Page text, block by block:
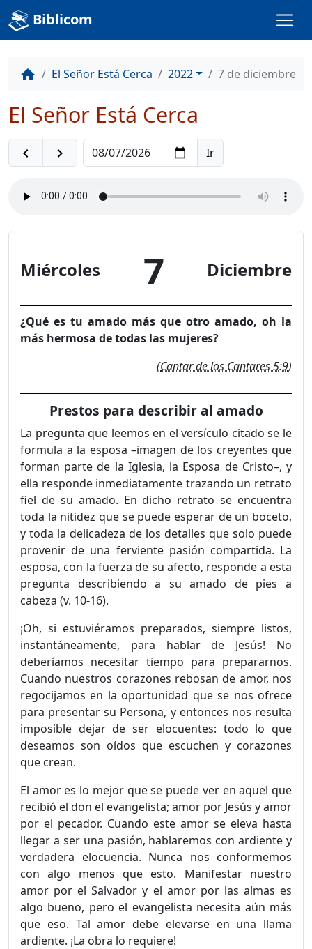
Biblicom
home El Señor Está Cerca 2022 7 de diciembre
El Señor Está Cerca
navigate_before navigate_next
Miércoles 7 Diciembre
¿Qué es tu amado más que otro amado, oh la
más hermosa de todas las mujeres?
(Cantar de los Cantares 5:9)
Prestos para describir al amado
La pregunta que leemos en el versículo citado se le
formula a la esposa –imagen de los creyentes que
forman parte de la Iglesia, la Esposa de Cristo–, y
ella responde inmediatamente trazando un retrato
fiel de su amado. En dicho retrato se encuentra
toda la nitidez que se puede esperar de un boceto,
y toda la delicadeza de los detalles que solo puede
provenir de una ferviente pasión compartida. La
esposa, con la fuerza de su afecto, responde a esta
pregunta describiendo a su amado de pies a
cabeza (v. 10-16).
¡Oh, si estuviéramos preparados, siempre listos,
instantáneamente, para hablar de Jesús! No
deberíamos necesitar tiempo para prepararnos.
Cuando nuestros corazones rebosan de amor, nos
regocijamos en la oportunidad que se nos ofrece
para presentar su Persona, y entonces nos resulta
imposible dejar de ser elocuentes: todo lo que
deseamos son oídos que escuchen y corazones
que crean.
El amor es lo mejor que se puede ver en aquel que
recibió el don el evangelista; amor por Jesús y amor
por el pecador. Cuando este amor se eleva hasta
llegar a ser una pasión, hablaremos con ardiente y
verdadera elocuencia. Nunca nos conformemos
con algo menos que esto. Manifestar nuestro
amor por el Salvador y el amor por las almas es
algo bueno, pero el evangelista necesita aún más
que eso. Tal amor debe elevarse en una llama
ardiente. ¡La obra lo requiere!